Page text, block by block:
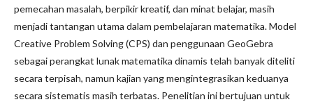
pemecahan masalah, berpikir kreatif, dan minat belajar, masih
menjadi tantangan utama dalam pembelajaran matematika. Model
Creative Problem Solving (CPS) dan penggunaan GeoGebra
sebagai perangkat lunak matematika dinamis telah banyak diteliti
secara terpisah, namun kajian yang mengintegrasikan keduanya
secara sistematis masih terbatas. Penelitian ini bertujuan untuk